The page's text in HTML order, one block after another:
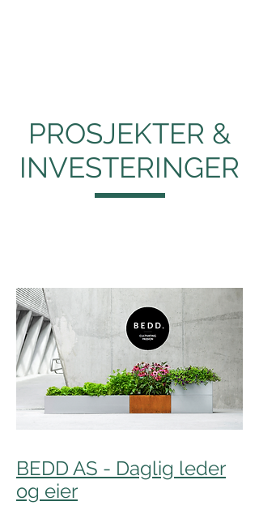
PROSJEKTER &
INVESTERINGER
BEDD AS - Daglig leder
og eier